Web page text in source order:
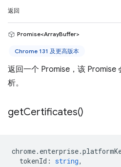
返回
Promise<ArrayBuffer>
Chrome 131 及更高版本
返回一个 Promise，该 Promise
析。
getCertificates()
chrome. enterprise.
tokenId : string,